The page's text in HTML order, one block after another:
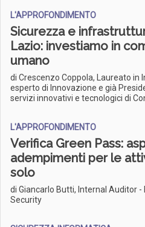
L'APPROFONDIMENTO
Sicurezza e
Lazio: investiamo in
umano
di Crescenzo Coppola, Laureato in
esperto di Innovazione e già
servizi innovativi e tecnologici di
L'APPROFONDIMENTO
Verifica Green Pass:
adempimenti per le
solo
di Giancarlo Butti, Internal Auditor -
Security